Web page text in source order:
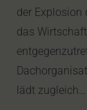
der Explosion
das
lädt zugleich…